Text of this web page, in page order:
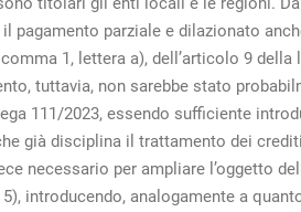
pagamento parziale e dilazionato
1, lettera a), dell’articolo 9 della
tuttavia, non sarebbe stato
111/2023, essendo sufficiente
già disciplina il trattamento dei
necessario per ampliare l’oggetto
introducendo, analogamente a